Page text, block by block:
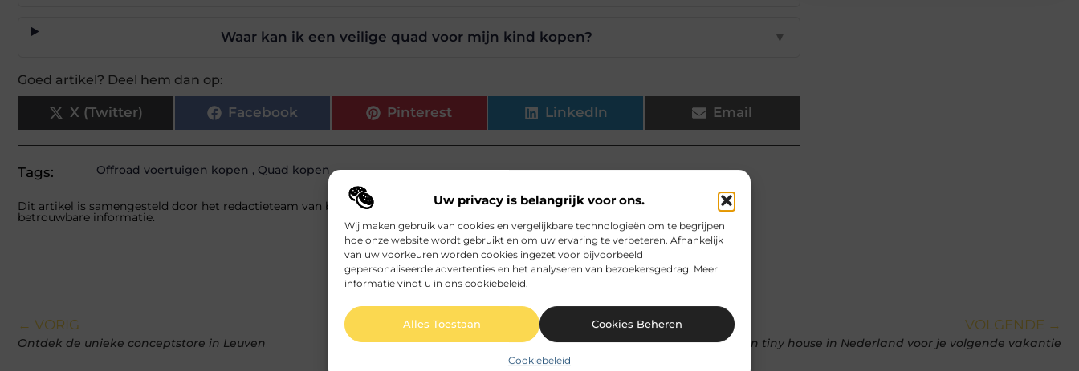
Uw privacy is belangrijk voor ons.
Wij maken gebruik van cookies en vergelijkbare technologieën om te begrijpen
hoe onze website wordt gebruikt en om uw ervaring te verbeteren. Afhankelijk
van uw voorkeuren worden cookies ingezet voor bijvoorbeeld
gepersonaliseerde advertenties en het analyseren van bezoekersgedrag. Meer
informatie vindt u in ons cookiebeleid.
Alles Toestaan Cookies Beheren
Cookiebeleid
Waar kan ik een veilige quad voor mijn kind kopen? ▼
Goed artikel? Deel hem dan op:
X (Twitter) Facebook Pinterest LinkedIn Email
Tags: Offroad voertuigen kopen , Quad kopen
Dit artikel is samengesteld door het redactieteam van beech.be, dat zich richt op het zorgvuldig selecteren en presenteren van
betrouwbare informatie.
← VORIG
Ontdek de unieke conceptstore in Leuven
VOLGENDE →
Ervaar de charme van een tiny house in Nederland voor je volgende vakantie